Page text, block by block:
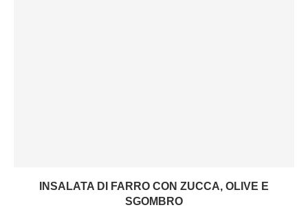
INSALATA DI FARRO CON ZUCCA, OLIVE E
SGOMBRO